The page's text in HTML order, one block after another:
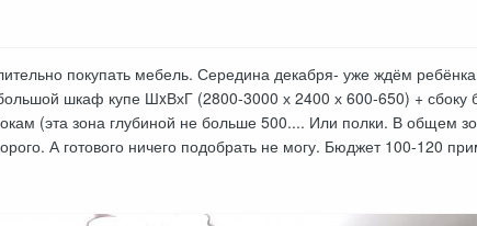
покупать мебель. Середина декабря- уже ждём
шкаф купе ШxВхГ (2800-3000 х 2400 х 600-650) + сбоку
(эта зона глубиной не больше 500.... Или полки. В общем
А готового ничего подобрать не могу. Бюджет 100-120